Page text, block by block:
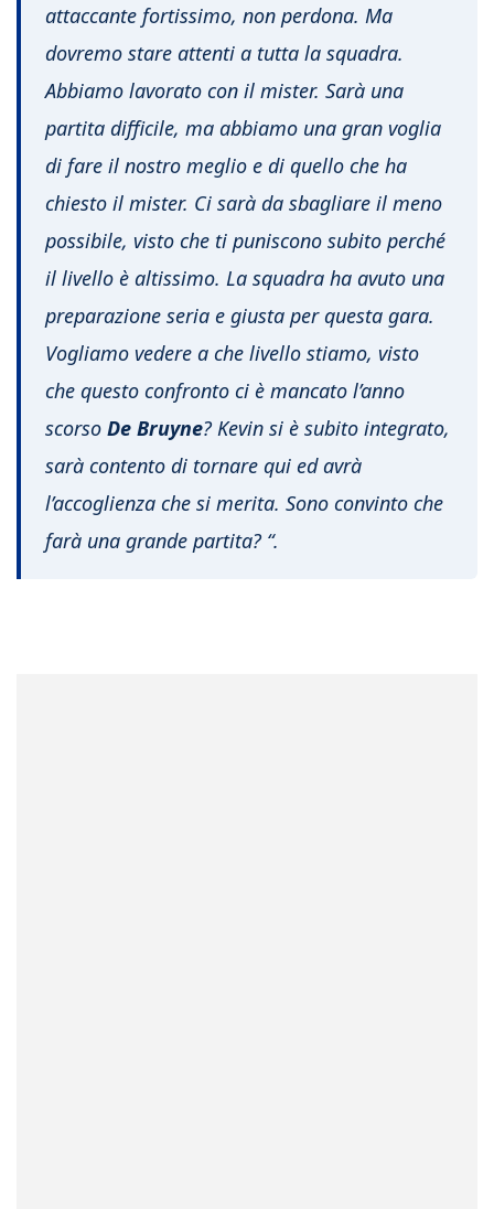
attaccante fortissimo, non perdona. Ma
dovremo stare attenti a tutta la squadra.
Abbiamo lavorato con il mister. Sarà una
partita difficile, ma abbiamo una gran voglia
di fare il nostro meglio e di quello che ha
chiesto il mister. Ci sarà da sbagliare il meno
possibile, visto che ti puniscono subito perché
il livello è altissimo. La squadra ha avuto una
preparazione seria e giusta per questa gara.
Vogliamo vedere a che livello stiamo, visto
che questo confronto ci è mancato l’anno
scorso De Bruyne? Kevin si è subito integrato,
sarà contento di tornare qui ed avrà
l’accoglienza che si merita. Sono convinto che
farà una grande partita? “.